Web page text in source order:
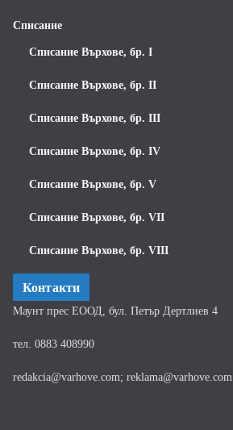
Списание
Списание Върхове, бр. I
Списание Върхове, бр. II
Списание Върхове, бр. III
Списание Върхове, бр. IV
Списание Върхове, бр. V
Списание Върхове, бр. VII
Списание Върхове, бр. VIII
Контакти
Маунт прес ЕООД, бул. Петър Дертлиев 4
тел. 0883 408990
redakcia@varhove.com; reklama@varhove.com